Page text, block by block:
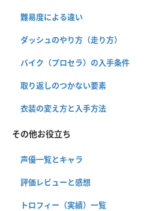
難易度による違い
ダッシュのやり方（走り方）
バイク（プロセラ）の入手条件
取り返しのつかない要素
衣装の変え方と入手方法
その他お役立ち
声優一覧とキャラ
評価レビューと感想
トロフィー（実績）一覧